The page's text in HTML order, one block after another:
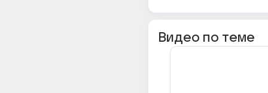
Видео по теме